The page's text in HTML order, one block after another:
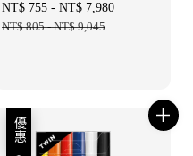
Sale
price
NT$ 755 - NT$ 7,980
NT$ 805-NT$ 9,045
優惠